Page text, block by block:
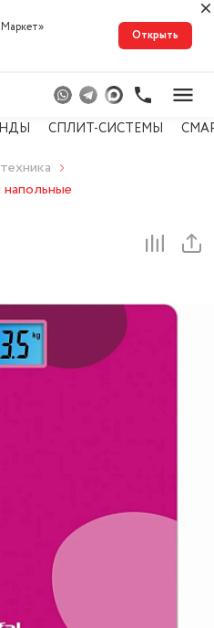
Открыть
СПЛИТ-СИСТЕМЫ